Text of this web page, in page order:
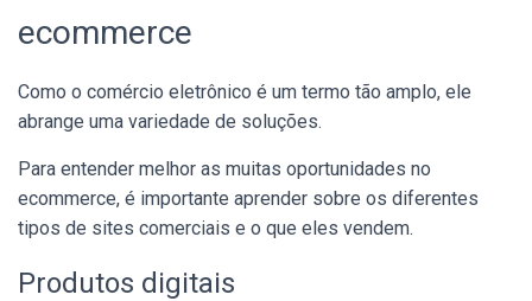
ecommerce
Como o comércio eletrônico é um termo tão amplo, ele
abrange uma variedade de soluções.
Para entender melhor as muitas oportunidades no
ecommerce, é importante aprender sobre os diferentes
tipos de sites comerciais e o que eles vendem.
Produtos digitais